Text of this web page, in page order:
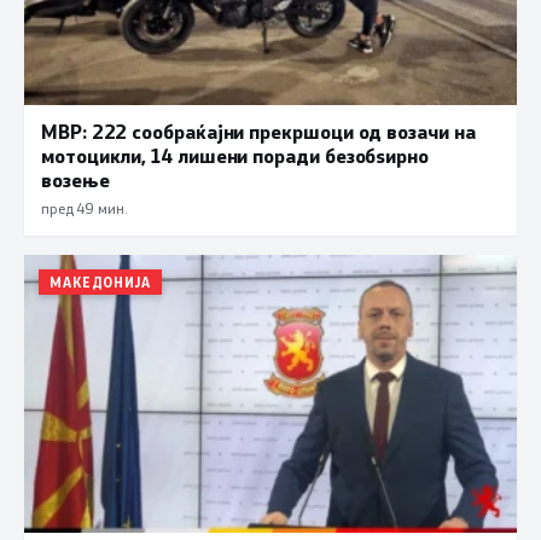
МВР: 222 сообраќајни прекршоци од возачи на
мотоцикли, 14 лишени поради безобѕирно
возење
пред 49 мин.
МАКЕДОНИЈА